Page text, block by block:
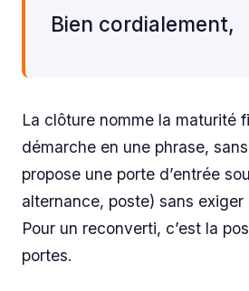
Bien cordialement,
La clôture nomme la maturité
démarche en une phrase,
propose une porte d’entrée
alternance, poste) sans exiger
Pour un reconverti, c’est la
portes.